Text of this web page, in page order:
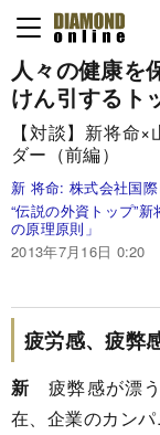
人々の健康を
けん引する ト
【対談】新将命
ダー（前編）
新 将命: 株式会社国
“伝説の外資トップ”
の原理原則」
2013年7月16日 0:20
疲労感、疲弊
新 疲弊感が漂
在、企業のカン